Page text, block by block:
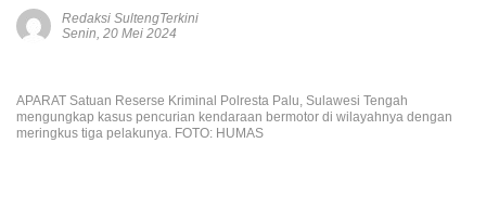
Redaksi SultengTerkini
Senin, 20 Mei 2024
APARAT Satuan Reserse Kriminal Polresta Palu, Sulawesi Tengah
mengungkap kasus pencurian kendaraan bermotor di wilayahnya dengan
meringkus tiga pelakunya. FOTO: HUMAS